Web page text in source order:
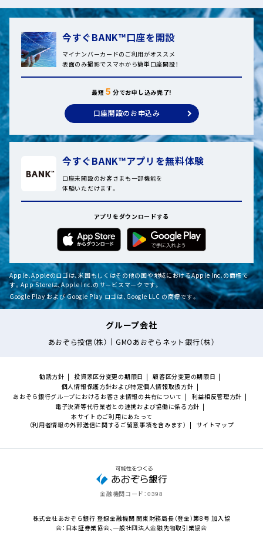
今すぐBANK™口座を開設
マイナンバーカードのご利用がオススメ
表面のみ撮影でスマホから簡単口座開設！
最短 ５分でお申し込み完了!
口座開設のお申込み
今すぐBANK™アプリを無料体験
口座未開設のお客さまも一部機能を
体験いただけます。
アプリをダウンロードする
Apple、Appleのロゴは、米国もしくはその他の国や地域におけるApple Inc.の商標で
す。App Storeは、Apple Inc.のサービスマークです。
Google Play および Google Play ロゴは、Google LLC の商標です。
グループ会社
あおぞら投信（株） GMOあおぞらネット銀行（株）
勧誘方針 投資家区分変更の期限日
顧客区分変更の期限日
個人情報保護方針および特定個人情報取扱方針
あおぞら銀行グループにおけるお客さま情報の共有について
利益相反管理方針
電子決済等代行業者との連携および協働に係る方針
本サイトのご利用にあたって
（利用者情報の外部送信に関するご留意事項を含みます）
サイトマップ
金融機関コード： 0398
株式会社あおぞら銀行 登録金融機関 関東財務局長（登金）第8号 加入協
会：日本証券業協会、一般社団法人金融先物取引業協会